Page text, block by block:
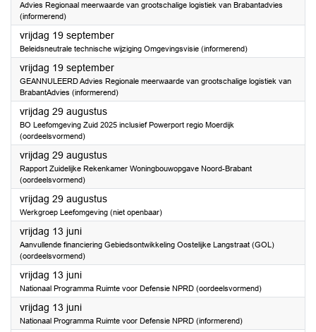
Advies Regionaal meerwaarde van grootschalige logistiek van Brabantadvies
(informerend)
vrijdag 19 september2025
Beleidsneutrale technische wijziging Omgevingsvisie (informerend)
vrijdag 19 september2025
GEANNULEERD Advies Regionale meerwaarde van grootschalige logistiek van
BrabantAdvies (informerend)
vrijdag 29 augustus2025
BO Leefomgeving Zuid 2025 inclusief Powerport regio Moerdijk
(oordeelsvormend)
vrijdag 29 augustus2025
Rapport Zuidelijke Rekenkamer Woningbouwopgave Noord-Brabant
(oordeelsvormend)
vrijdag 29 augustus2025
Werkgroep Leefomgeving (niet openbaar)
vrijdag 13 juni2025
Aanvullende financiering Gebiedsontwikkeling Oostelijke Langstraat (GOL)
(oordeelsvormend)
vrijdag 13 juni2025
Nationaal Programma Ruimte voor Defensie NPRD (oordeelsvormend)
vrijdag 13 juni2025
Nationaal Programma Ruimte voor Defensie NPRD (informerend)